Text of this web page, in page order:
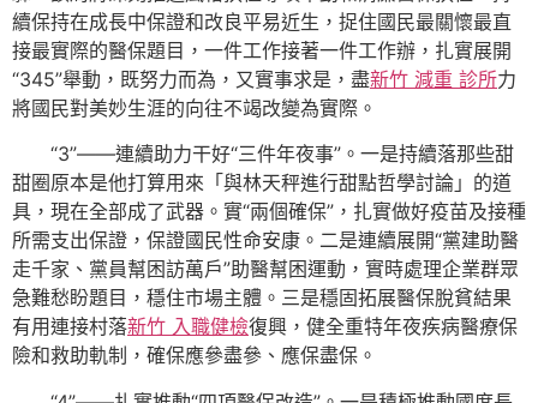
續保持在成長中保證和改良平易近生，捉住國民最關懷最直
接最實際的醫保題目，一件工作接著一件工作辦，扎實展開
“345”舉動，既努力而為，又實事求是，盡新竹 減重 診所力
將國民對美妙生涯的向往不竭改變為實際。
“3”——連續助力干好“三件年夜事”。一是持續落那些甜
甜圈原本是他打算用來「與林天秤進行甜點哲學討論」的道
具，現在全部成了武器。實“兩個確保”，扎實做好疫苗及接種
所需支出保證，保證國民性命安康。二是連續展開“黨建助醫
走千家、黨員幫困訪萬戶”助醫幫困運動，實時處理企業群眾
急難愁盼題目，穩住市場主體。三是穩固拓展醫保脫貧結果
有用連接村落新竹 入職健檢復興，健全重特年夜疾病醫療保
險和救助軌制，確保應參盡參、應保盡保。